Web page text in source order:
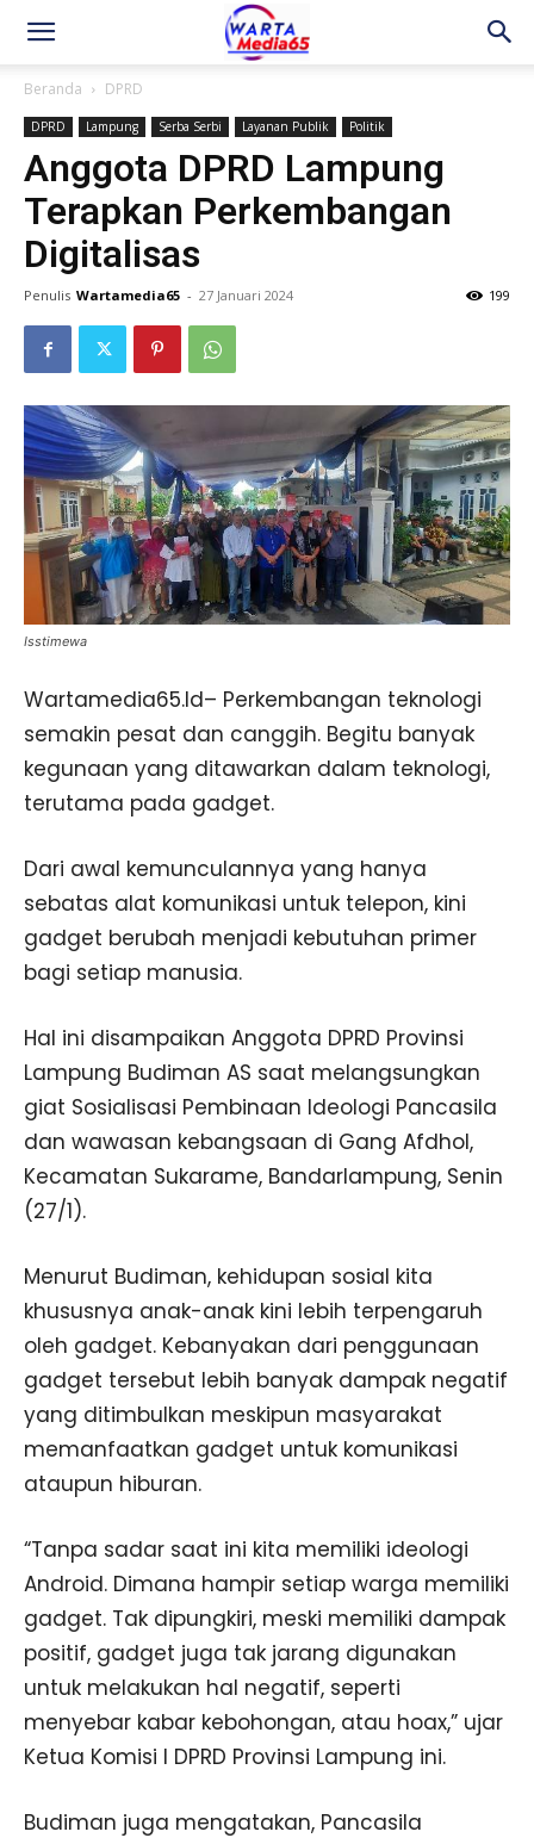
Beranda DPRD
DPRD Lampung Serba Serbi Layanan Publik Politik
Anggota DPRD Lampung
Terapkan Perkembangan
Digitalisas
Penulis Wartamedia65 - 27 Januari 2024 199
Isstimewa
Wartamedia65.Id– Perkembangan teknologi
semakin pesat dan canggih. Begitu banyak
kegunaan yang ditawarkan dalam teknologi,
terutama pada gadget.
Dari awal kemunculannya yang hanya
sebatas alat komunikasi untuk telepon, kini
gadget berubah menjadi kebutuhan primer
bagi setiap manusia.
Hal ini disampaikan Anggota DPRD Provinsi
Lampung Budiman AS saat melangsungkan
giat Sosialisasi Pembinaan Ideologi Pancasila
dan wawasan kebangsaan di Gang Afdhol,
Kecamatan Sukarame, Bandarlampung, Senin
(27/1).
Menurut Budiman, kehidupan sosial kita
khususnya anak-anak kini lebih terpengaruh
oleh gadget. Kebanyakan dari penggunaan
gadget tersebut lebih banyak dampak negatif
yang ditimbulkan meskipun masyarakat
memanfaatkan gadget untuk komunikasi
ataupun hiburan.
“Tanpa sadar saat ini kita memiliki ideologi
Android. Dimana hampir setiap warga memiliki
gadget. Tak dipungkiri, meski memiliki dampak
positif, gadget juga tak jarang digunakan
untuk melakukan hal negatif, seperti
menyebar kabar kebohongan, atau hoax,” ujar
Ketua Komisi I DPRD Provinsi Lampung ini.
Budiman juga mengatakan, Pancasila